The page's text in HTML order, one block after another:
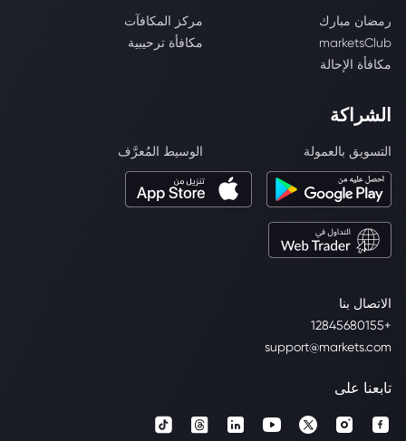
الاتصال بنا
+12845680155
support@markets.com
رمضان مبارك
مركز المكافآت
marketsClub
مكافأة ترحيبية
مكافأة الإحالة
الشراكة
التسويق بالعمولة الوسيط المُعرَّف
تابعنا على